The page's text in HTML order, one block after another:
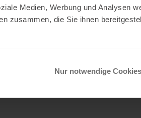
Medien, Werbung und Analysen
zusammen, die Sie ihnen
Nur notwendige Cookies